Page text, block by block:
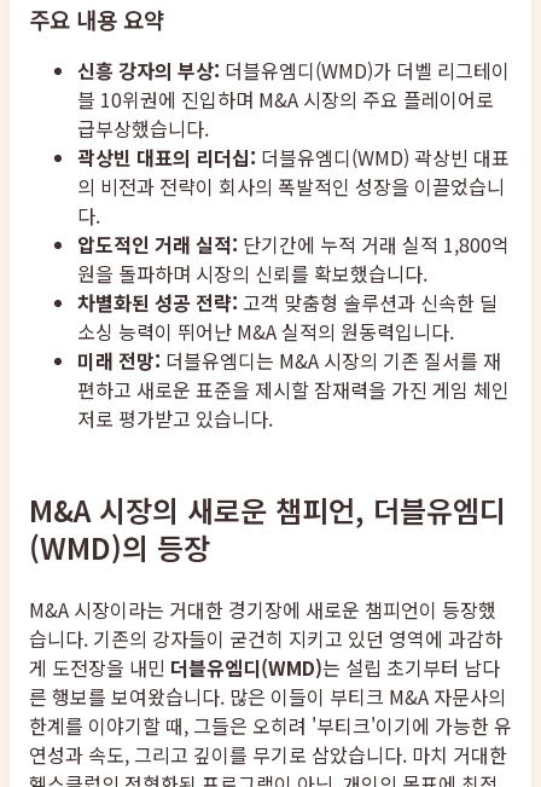
주요 내용 요약
신흥 강자의 부상: 더블유엠디(WMD)가 더벨 리그테이
블 10위권에 진입하며 M&A 시장의 주요 플레이어로
급부상했습니다.
곽상빈 대표의 리더십: 더블유엠디(WMD) 곽상빈 대표
의 비전과 전략이 회사의 폭발적인 성장을 이끌었습니
다.
압도적인 거래 실적: 단기간에 누적 거래 실적 1,800억
원을 돌파하며 시장의 신뢰를 확보했습니다.
차별화된 성공 전략: 고객 맞춤형 솔루션과 신속한 딜
소싱 능력이 뛰어난 M&A 실적의 원동력입니다.
미래 전망: 더블유엠디는 M&A 시장의 기존 질서를 재
편하고 새로운 표준을 제시할 잠재력을 가진 게임 체인
저로 평가받고 있습니다.
M&A 시장의 새로운 챔피언, 더블유엠디
(WMD)의 등장
M&A 시장이라는 거대한 경기장에 새로운 챔피언이 등장했
습니다. 기존의 강자들이 굳건히 지키고 있던 영역에 과감하
게 도전장을 내민 더블유엠디(WMD)는 설립 초기부터 남다
른 행보를 보여왔습니다. 많은 이들이 부티크 M&A 자문사의
한계를 이야기할 때, 그들은 오히려 '부티크'이기에 가능한 유
연성과 속도, 그리고 깊이를 무기로 삼았습니다. 마치 거대한